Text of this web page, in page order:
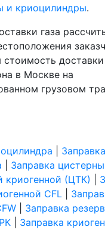
и криоцилиндры.
газа
в Москве на
грузовом
Заправка
Заправка цистерны
криогенной (ЦТК)
CFL
Заправка
Заправка